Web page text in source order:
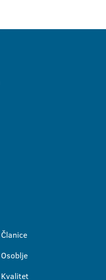
Članice
Osoblje
Kvalitet